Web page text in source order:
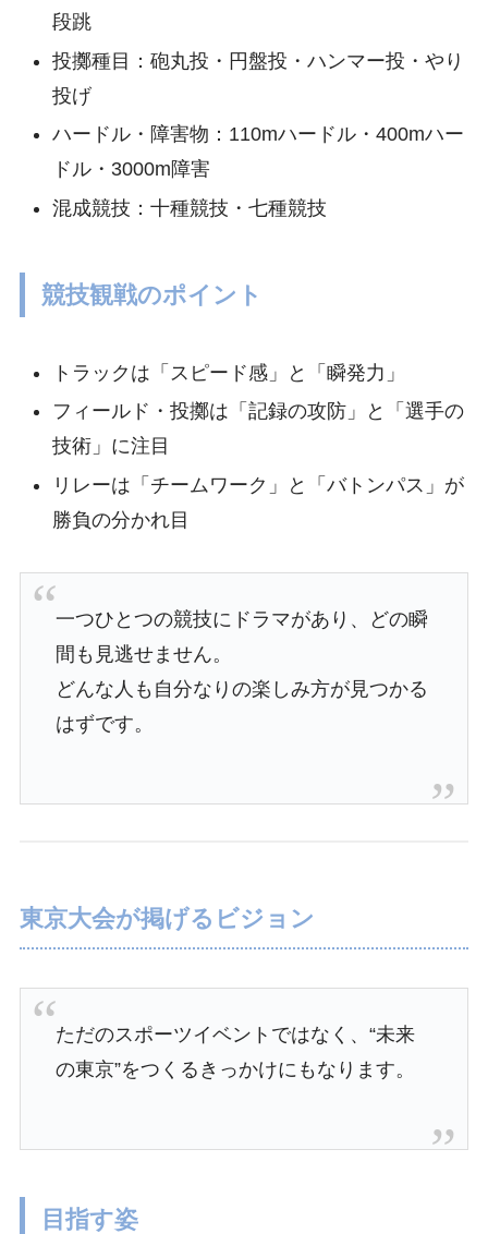
段跳
投擲種目：砲丸投・円盤投・ハンマー投・やり
投げ
ハードル・障害物：110mハードル・400mハー
ドル・3000m障害
混成競技：十種競技・七種競技
競技観戦のポイント
トラックは「スピード感」と「瞬発力」
フィールド・投擲は「記録の攻防」と「選手の
技術」に注目
リレーは「チームワーク」と「バトンパス」が
勝負の分かれ目
一つひとつの競技にドラマがあり、どの瞬
間も見逃せません。
どんな人も自分なりの楽しみ方が見つかる
はずです。
東京大会が掲げるビジョン
ただのスポーツイベントではなく、“未来
の東京”をつくるきっかけにもなります。
目指す姿